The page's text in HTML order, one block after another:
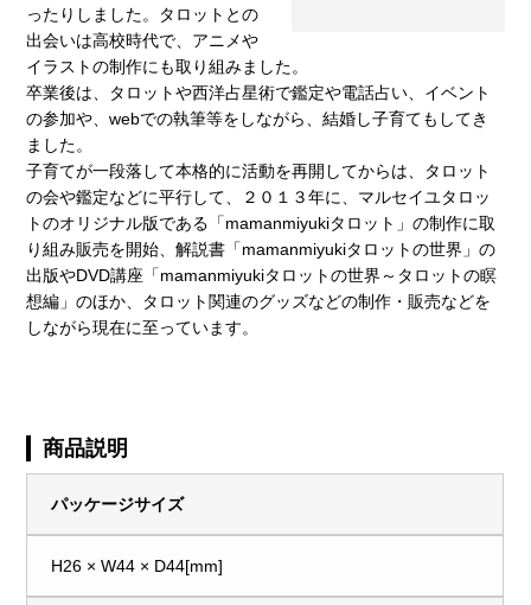
ったりしました。タロットとの
出会いは高校時代で、アニメや
イラストの制作にも取り組みました。
卒業後は、タロットや西洋占星術で鑑定や電話占い、イベント
の参加や、webでの執筆等をしながら、結婚し子育てもしてき
ました。
子育てが一段落して本格的に活動を再開してからは、タロット
の会や鑑定などに平行して、２０１３年に、マルセイユタロッ
トのオリジナル版である「mamanmiyukiタロット」の制作に取
り組み販売を開始、解説書「mamanmiyukiタロットの世界」の
出版やDVD講座「mamanmiyukiタロットの世界～タロットの瞑
想編」のほか、タロット関連のグッズなどの制作・販売などを
しながら現在に至っています。
商品説明
パッケージサイズ
H26 × W44 × D44[mm]